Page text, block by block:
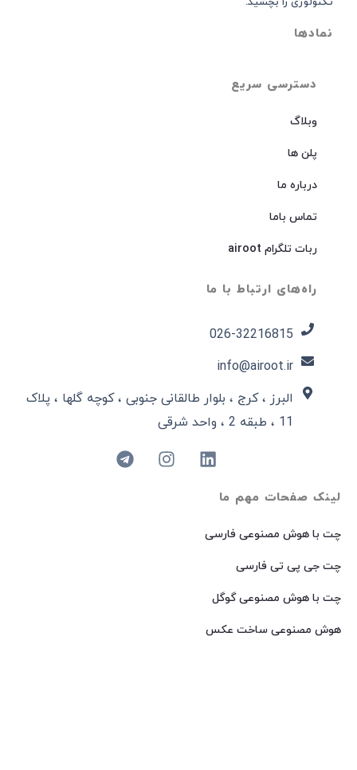
لینک صفحات مهم ما
چت با هوش مصنوعی فارسی
چت جی پی تی فارسی
چت با هوش مصنوعی گوگل
هوش مصنوعی ساخت عکس
دسترسی سریع
وبلاگ
پلن ها
درباره ما
تماس باما
ربات تلگرام airoot
راه‌های ارتباط با ما
026-32216815​
info@airoot.ir
البرز ، کرج ، بلوار طالقانی جنوبی ، کوچه گلها ، پلاک
11 ، طبقه 2 ، واحد شرقی
نمادها